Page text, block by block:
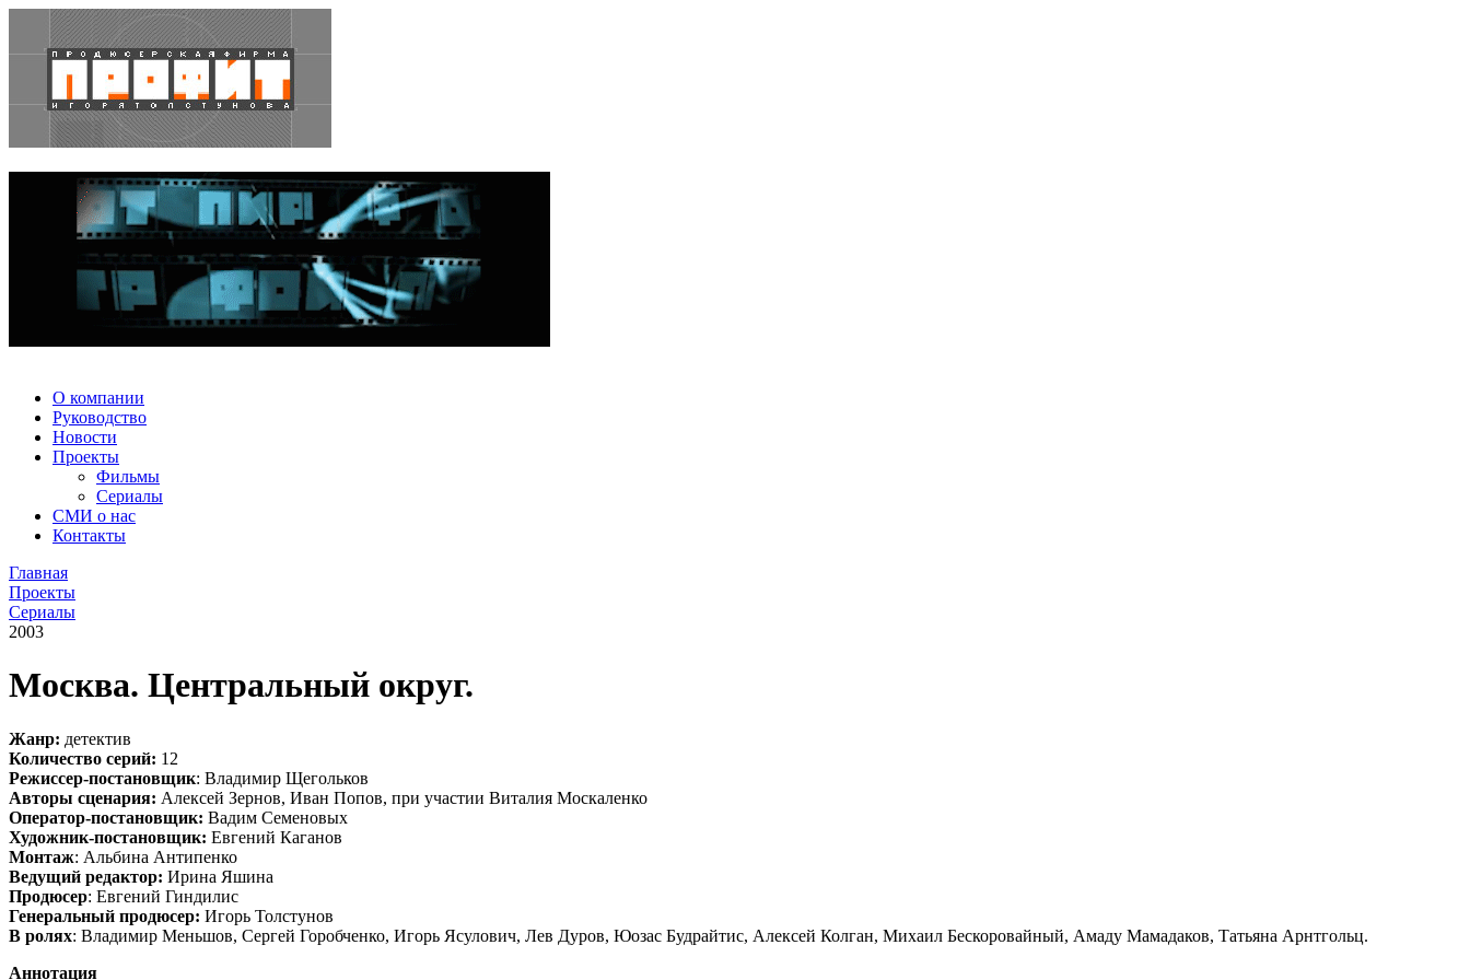
О компании
Руководство
Новости
Проекты
Фильмы
Сериалы
СМИ о нас
Контакты
Главная
Проекты
Сериалы
2003
Москва. Центральный округ.
Жанр: детектив
Количество серий: 12
Режиссер-постановщик: Владимир Щегольков
Авторы сценария: Алексей Зернов, Иван Попов, при участии Виталия Москаленко
Оператор-постановщик: Вадим Семеновых
Художник-постановщик: Евгений Каганов
Монтаж: Альбина Антипенко
Ведущий редактор: Ирина Яшина
Продюсер: Евгений Гиндилис
Генеральный продюсер: Игорь Толстунов
В ролях: Владимир Меньшов, Сергей Горобченко, Игорь Ясулович, Лев Дуров, Юозас Будрайтис, Алексей Колган, Михаил Бескоровайный, Амаду Мамадаков, Татьяна Арнтгольц.
Аннотация